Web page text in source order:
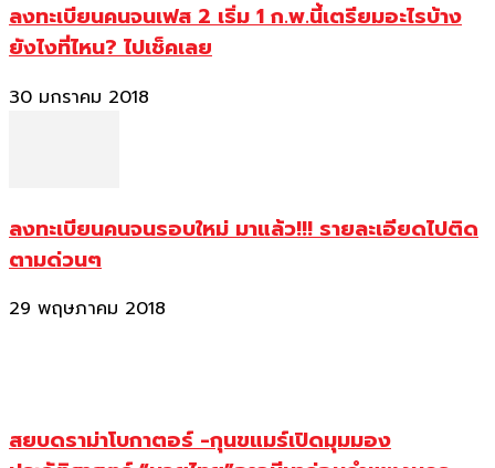
ลงทะเบียนคนจนเฟส 2 เริ่ม 1 ก.พ.นี้เตรียมอะไรบ้าง
ยังไงที่ไหน? ไปเช็คเลย
30 มกราคม 2018
ลงทะเบียนคนจนรอบใหม่ มาแล้ว!!! รายละเอียดไปติด
ตามด่วนๆ
29 พฤษภาคม 2018
สยบดราม่าโบกาตอร์ -กุนขแมร์เปิดมุมมอง